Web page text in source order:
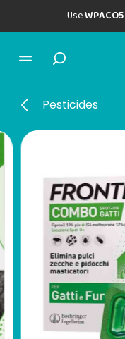
UseWPACO5
Pesticides